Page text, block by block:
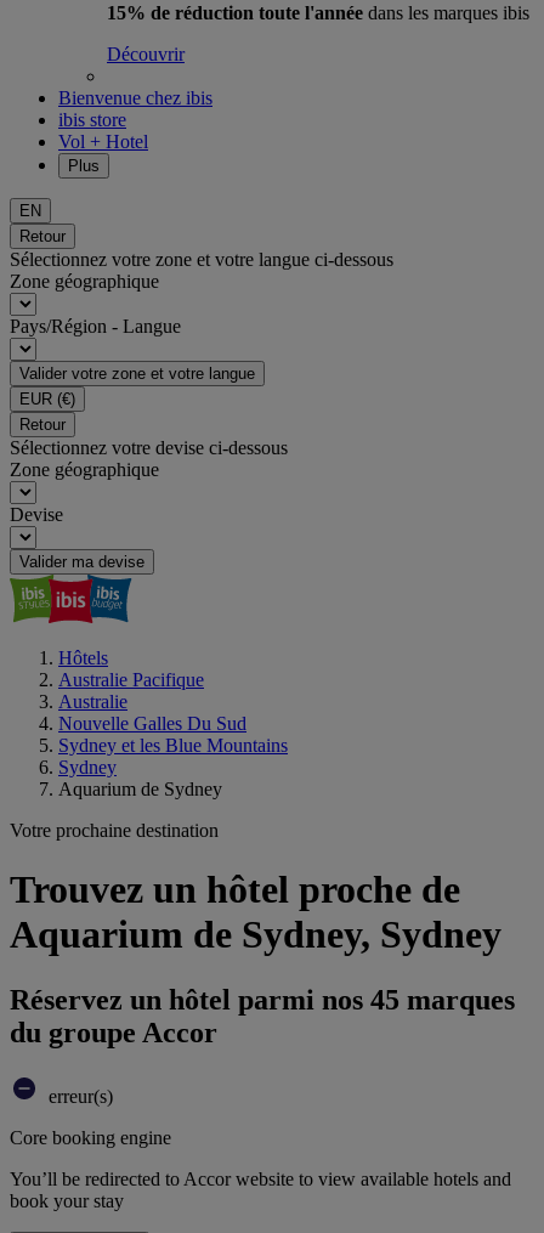
15% de réduction toute l'année dans les marques ibis
Découvrir
Bienvenue chez ibis
ibis store
Vol + Hotel
Plus
EN
Retour
Sélectionnez votre zone et votre langue ci-dessous
Zone géographique
Pays/Région - Langue
Valider votre zone et votre langue
EUR (€)
Retour
Sélectionnez votre devise ci-dessous
Zone géographique
Devise
Valider ma devise
Hôtels
Australie Pacifique
Australie
Nouvelle Galles Du Sud
Sydney et les Blue Mountains
Sydney
Aquarium de Sydney
Votre prochaine destination
Trouvez un hôtel proche de
Aquarium de Sydney, Sydney
Réservez un hôtel parmi nos 45 marques
du groupe Accor
erreur(s)
Core booking engine
You’ll be redirected to Accor website to view available hotels and
book your stay